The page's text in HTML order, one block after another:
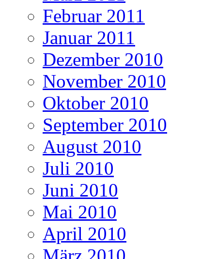
Februar 2011
Januar 2011
Dezember 2010
November 2010
Oktober 2010
September 2010
August 2010
Juli 2010
Juni 2010
Mai 2010
April 2010